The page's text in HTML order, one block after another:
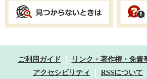
ご利用ガイド リンク・著作権・免責
アクセシビリティ
RSSについて